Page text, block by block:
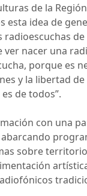
de la
esta idea de
nacer una
porque es
y la libertad
de todos”.
con una
sobre